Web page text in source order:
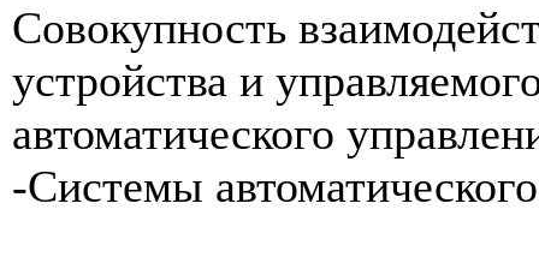
Совокупность
устройства и
автоматического
-Системы